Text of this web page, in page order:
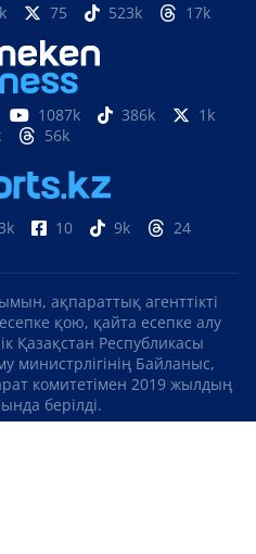
75 523k 17k
1087k 386k
1k
56k
10 9k 24
ақпараттық агенттікті
қою, қайта есепке алу
Қазақстан Республикасы
министрлігінің Байланыс,
комитетімен 2019 жылдың
берілді.